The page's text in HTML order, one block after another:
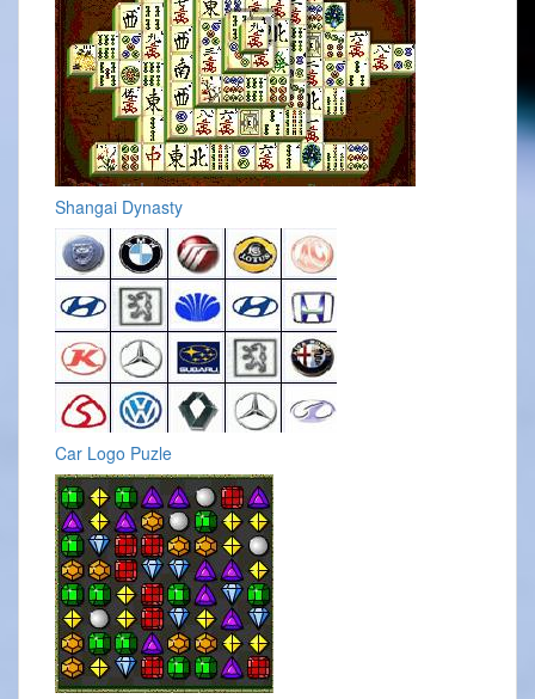
Shangai Dynasty
Car Logo Puzle